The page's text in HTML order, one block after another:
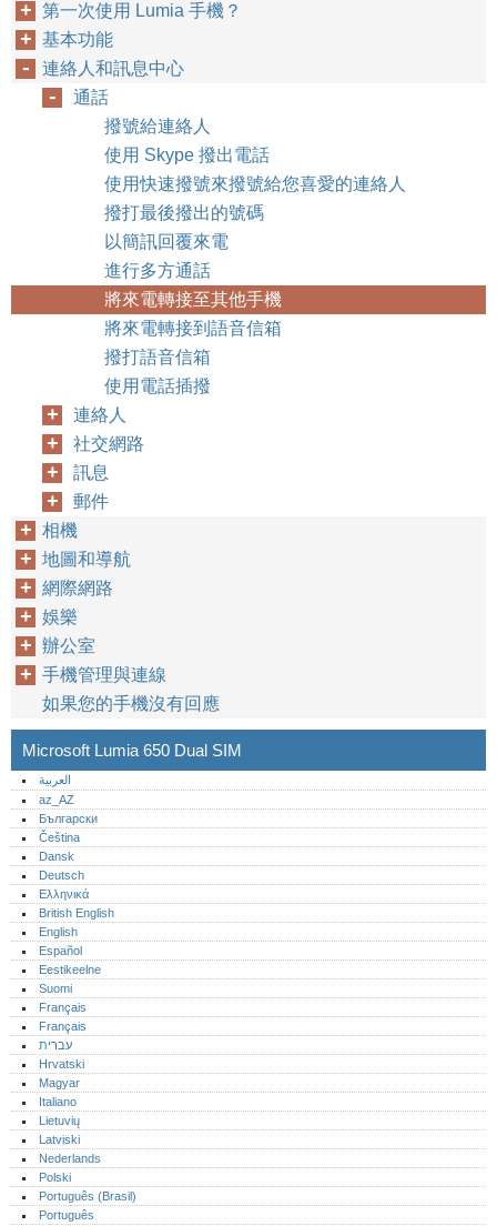
第一次使用 Lumia 手機？
基本功能
連絡人和訊息中心
通話
撥號給連絡人
使用 Skype 撥出電話
使用快速撥號來撥號給您喜愛的連絡人
撥打最後撥出的號碼
以簡訊回覆來電
進行多方通話
將來電轉接至其他手機
將來電轉接到語音信箱
撥打語音信箱
使用電話插撥
連絡人
社交網路
訊息
郵件
相機
地圖和導航
網際網路
娛樂
辦公室
手機管理與連線
如果您的手機沒有回應
Microsoft Lumia 650 Dual SIM
العربية
az_AZ
Български
Čeština
Dansk
Deutsch
Ελληνικά
British English
English
Español
Eestikeelne
Suomi
Français
Français
עברית
Hrvatski
Magyar
Italiano
Lietuvių
Latviski
Nederlands
Polski
Português (Brasil)
Português‎